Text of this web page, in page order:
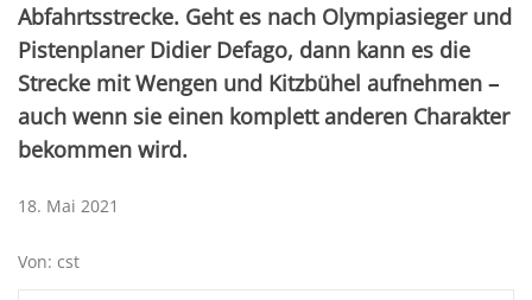
Abfahrtsstrecke. Geht es nach Olympiasieger und
Pistenplaner Didier Defago, dann kann es die
Strecke mit Wengen und Kitzbühel aufnehmen –
auch wenn sie einen komplett anderen Charakter
bekommen wird.
18. Mai 2021
Von: cst